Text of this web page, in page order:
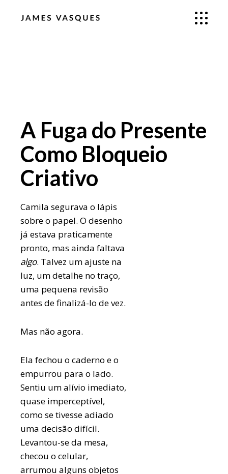
A Fuga do Presente
Como Bloqueio
Criativo
Camila segurava o lápis
sobre o papel. O desenho
já estava praticamente
pronto, mas ainda faltava
algo. Talvez um ajuste na
luz, um detalhe no traço,
uma pequena revisão
antes de finalizá-lo de vez.
Mas não agora.
Ela fechou o caderno e o
empurrou para o lado.
Sentiu um alívio imediato,
quase imperceptível,
como se tivesse adiado
uma decisão difícil.
Levantou-se da mesa,
checou o celular,
arrumou alguns objetos